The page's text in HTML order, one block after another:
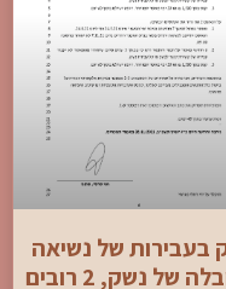
בעבירות של נשיאה
והובלה של נשק, 2 רובים